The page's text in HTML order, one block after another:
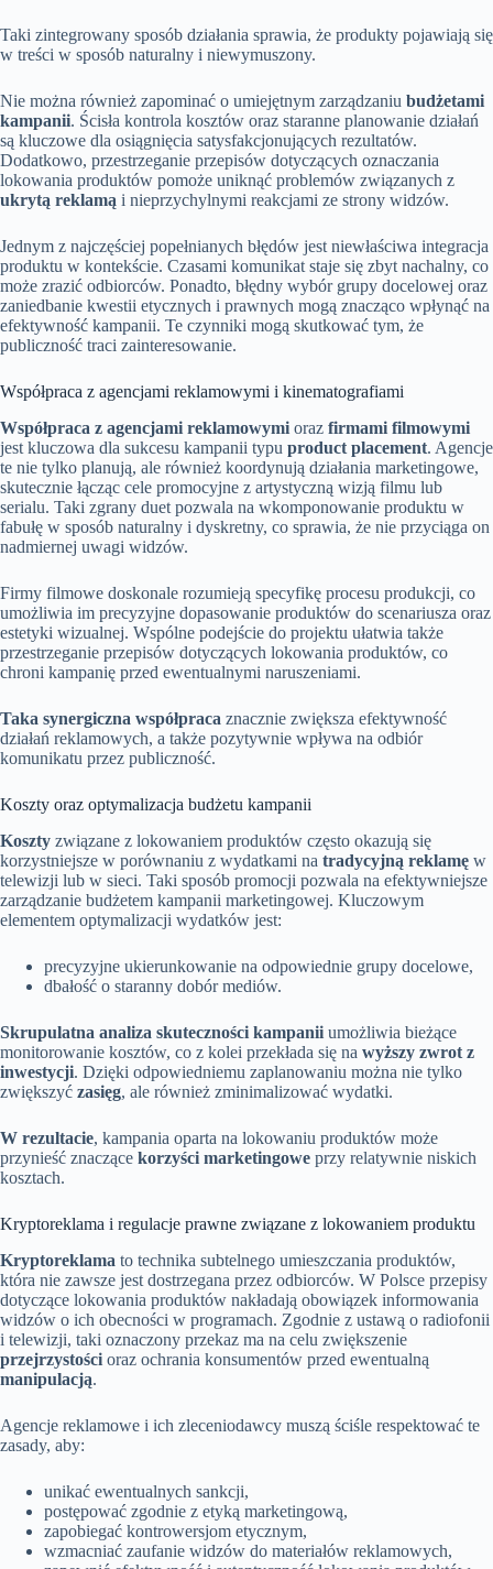
Taki zintegrowany sposób działania sprawia, że produkty pojawiają się
w treści w sposób naturalny i niewymuszony.
Nie można również zapominać o umiejętnym zarządzaniu budżetami
kampanii. Ścisła kontrola kosztów oraz staranne planowanie działań
są kluczowe dla osiągnięcia satysfakcjonujących rezultatów.
Dodatkowo, przestrzeganie przepisów dotyczących oznaczania
lokowania produktów pomoże uniknąć problemów związanych z
ukrytą reklamą i nieprzychylnymi reakcjami ze strony widzów.
Jednym z najczęściej popełnianych błędów jest niewłaściwa integracja
produktu w kontekście. Czasami komunikat staje się zbyt nachalny, co
może zrazić odbiorców. Ponadto, błędny wybór grupy docelowej oraz
zaniedbanie kwestii etycznych i prawnych mogą znacząco wpłynąć na
efektywność kampanii. Te czynniki mogą skutkować tym, że
publiczność traci zainteresowanie.
Współpraca z agencjami reklamowymi i kinematografiami
Współpraca z agencjami reklamowymi oraz firmami filmowymi
jest kluczowa dla sukcesu kampanii typu product placement. Agencje
te nie tylko planują, ale również koordynują działania marketingowe,
skutecznie łącząc cele promocyjne z artystyczną wizją filmu lub
serialu. Taki zgrany duet pozwala na wkomponowanie produktu w
fabułę w sposób naturalny i dyskretny, co sprawia, że nie przyciąga on
nadmiernej uwagi widzów.
Firmy filmowe doskonale rozumieją specyfikę procesu produkcji, co
umożliwia im precyzyjne dopasowanie produktów do scenariusza oraz
estetyki wizualnej. Wspólne podejście do projektu ułatwia także
przestrzeganie przepisów dotyczących lokowania produktów, co
chroni kampanię przed ewentualnymi naruszeniami.
Taka synergiczna współpraca znacznie zwiększa efektywność
działań reklamowych, a także pozytywnie wpływa na odbiór
komunikatu przez publiczność.
Koszty oraz optymalizacja budżetu kampanii
Koszty związane z lokowaniem produktów często okazują się
korzystniejsze w porównaniu z wydatkami na tradycyjną reklamę w
telewizji lub w sieci. Taki sposób promocji pozwala na efektywniejsze
zarządzanie budżetem kampanii marketingowej. Kluczowym
elementem optymalizacji wydatków jest:
precyzyjne ukierunkowanie na odpowiednie grupy docelowe,
dbałość o staranny dobór mediów.
Skrupulatna analiza skuteczności kampanii umożliwia bieżące
monitorowanie kosztów, co z kolei przekłada się na wyższy zwrot z
inwestycji. Dzięki odpowiedniemu zaplanowaniu można nie tylko
zwiększyć zasięg, ale również zminimalizować wydatki.
W rezultacie, kampania oparta na lokowaniu produktów może
przynieść znaczące korzyści marketingowe przy relatywnie niskich
kosztach.
Kryptoreklama i regulacje prawne związane z lokowaniem produktu
Kryptoreklama to technika subtelnego umieszczania produktów,
która nie zawsze jest dostrzegana przez odbiorców. W Polsce przepisy
dotyczące lokowania produktów nakładają obowiązek informowania
widzów o ich obecności w programach. Zgodnie z ustawą o radiofonii
i telewizji, taki oznaczony przekaz ma na celu zwiększenie
przejrzystości oraz ochrania konsumentów przed ewentualną
manipulacją.
Agencje reklamowe i ich zleceniodawcy muszą ściśle respektować te
zasady, aby:
unikać ewentualnych sankcji,
postępować zgodnie z etyką marketingową,
zapobiegać kontrowersjom etycznym,
wzmacniać zaufanie widzów do materiałów reklamowych,